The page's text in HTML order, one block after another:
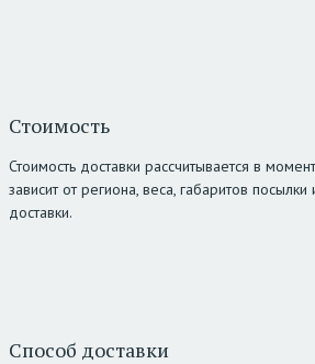
Стоимость
Стоимость доставки рассчитывается в
зависит от региона, веса, габаритов
доставки.
Способ доставки